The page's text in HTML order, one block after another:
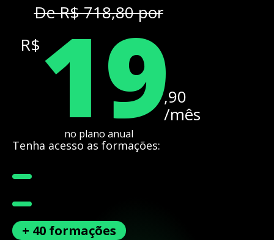
De R$ 718,80 por
R$ 19,90
/mês
no plano anual
Tenha acesso as formações:
+ 40 formações